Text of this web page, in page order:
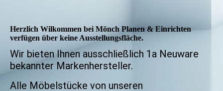
Herzlich Wilkommen bei Mönch Planen & Einrichten
verfügen über keine Ausstellungsfläche.
Wir bieten Ihnen ausschließlich 1a Neuware
bekannter Markenhersteller.
Alle Möbelstücke von unseren